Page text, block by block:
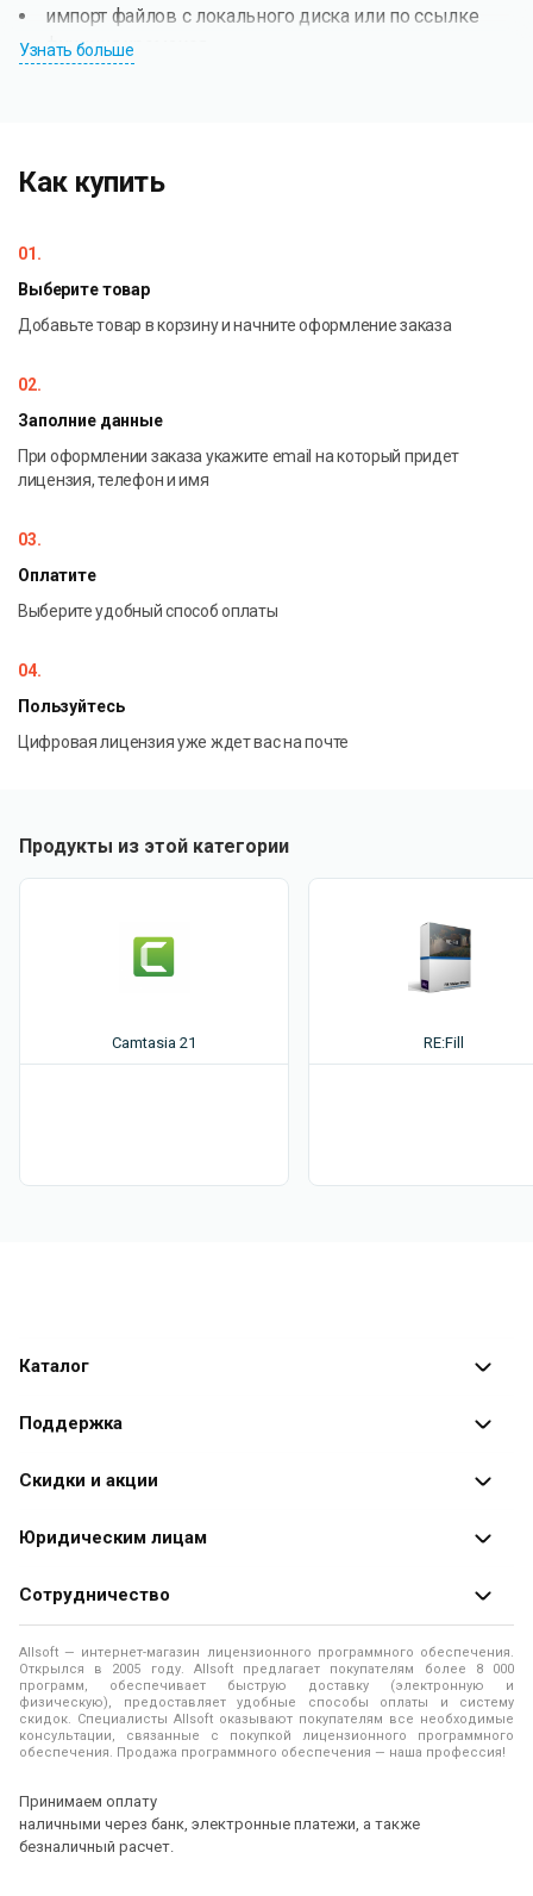
импорт файлов с локального диска или по ссылке
функция хромакея
(AAC аудио), JPG, PNG
Узнать больше
Как купить
01.
Выберите товар
Добавьте товар в корзину и начните оформление заказа
02.
Заполние данные
При оформлении заказа укажите email на который придет
лицензия, телефон и имя
03.
Оплатите
Выберите удобный способ оплаты
04.
Пользуйтесь
Цифровая лицензия уже ждет вас на почте
Продукты из этой категории
Camtasia 21 RE:Fill
Принимаем оплату
наличными через банк, электронные платежи, а также
безналичный расчет.
Каталог
Каталог программ
Поддержка
Оплата заказов
Доставка заказа
Помощь
Правила продажи
Политика использования файлов Cookie
Скидки и акции
Специальные
Юридическим лицам
Продажа программ юридическим лицам
О лицензировании программного обеспечения
Программы для компьютера
Контакты
Сотрудничество
О магазине
Адреса и телефоны
Новости
Allsoft — интернет-магазин лицензионного программного обеспечения.
Открылся в 2005 году. Allsoft предлагает покупателям более 8 000
программ, обеспечивает быструю доставку (электронную и
физическую), предоставляет удобные способы оплаты и систему
скидок. Специалисты Allsoft оказывают покупателям все необходимые
консультации, связанные с покупкой лицензионного программного
обеспечения. Продажа программного обеспечения — наша профессия!